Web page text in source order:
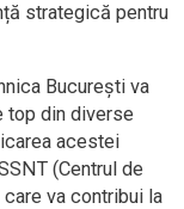
strategică pentru
București va
top din diverse
acestei
(Centrul de
va contribui la